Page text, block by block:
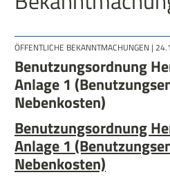
ÖFFENTLICHE BEKANNTMACHUNGEN |
Benutzungsordnung
Anlage 1
Nebenkosten)
Benutzungsordnung
Anlage 1
Nebenkosten)